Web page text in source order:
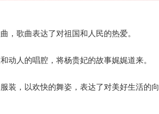
，歌曲表达了对祖国和人民的热爱。
动人的唱腔，将杨贵妃的故事娓娓道来。
装，以欢快的舞姿，表达了对美好生活的向